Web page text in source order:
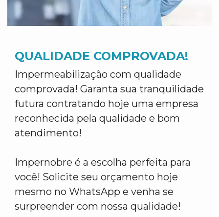
QUALIDADE COMPROVADA!
Impermeabilização com qualidade
comprovada! Garanta sua tranquilidade
futura contratando hoje uma empresa
reconhecida pela qualidade e bom
atendimento!
Impernobre é a escolha perfeita para
você! Solicite seu orçamento hoje
mesmo no WhatsApp e venha se
surpreender com nossa qualidade!